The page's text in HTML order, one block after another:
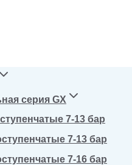
серия GX
7-13 бар
7-13 бар
7-16 бар